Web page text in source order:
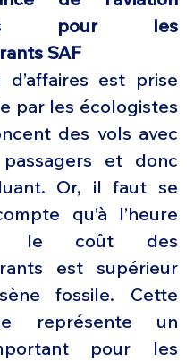
pour les
SAF
d’affaires est prise
par les écologistes
des vols avec
et donc
Or, il faut se
qu’à l’heure
le coût des
est supérieur
fossile. Cette
représente un
pour les